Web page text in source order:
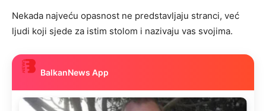
Nekada najveću opasnost ne predstavljaju stranci, već
ljudi koji sjede za istim stolom i nazivaju vas svojima.
BalkanNews App